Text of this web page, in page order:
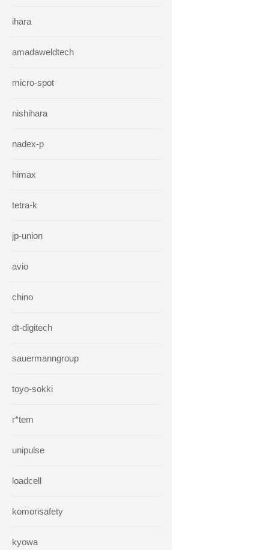
ihara
amadaweldtech
micro-spot
nishihara
nadex-p
himax
tetra-k
jp-union
avio
chino
dt-digitech
sauermanngroup
toyo-sokki
r*tem
unipulse
loadcell
komorisafety
kyowa